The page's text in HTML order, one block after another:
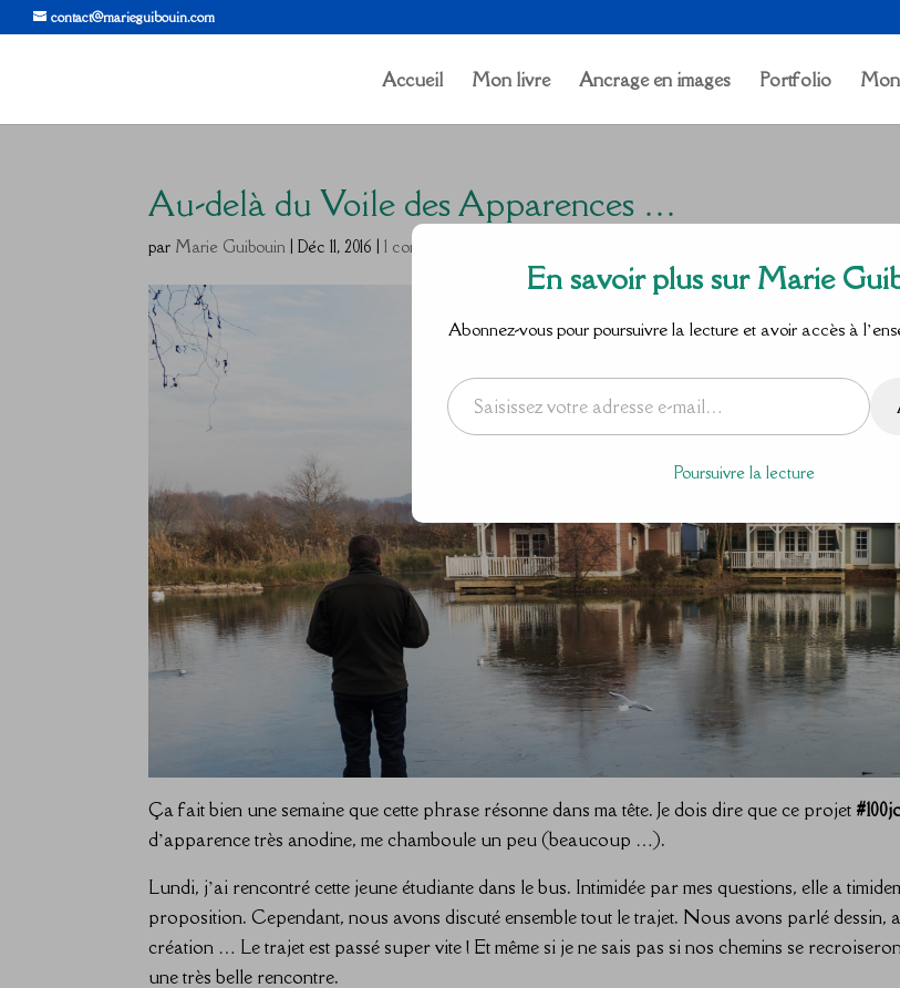
contact@marieguibouin.com
Accueil Mon livre Ancrage en images Portfolio
Au-delà du Voile des Apparences …
par Marie Guibouin |Déc 11, 2016 |1 commentaire
Ça fait bien une semaine que cette phrase résonne dans ma tête. Je dois dire que ce projet
d’apparence très anodine, me chamboule un peu (beaucoup …).
Lundi, j’ai rencontré cette jeune étudiante dans le bus. Intimidée par mes questions, elle a
proposition. Cependant, nous avons discuté ensemble tout le trajet. Nous avons parlé dessin,
création … Le trajet est passé super vite ! Et même si je ne sais pas si nos chemins se
une très belle rencontre.
En savoir plus sur Marie
Abonnez-vous pour poursuivre la lecture et avoir accès à
Saisissez votre adresse e-mail…
Poursuivre la lecture